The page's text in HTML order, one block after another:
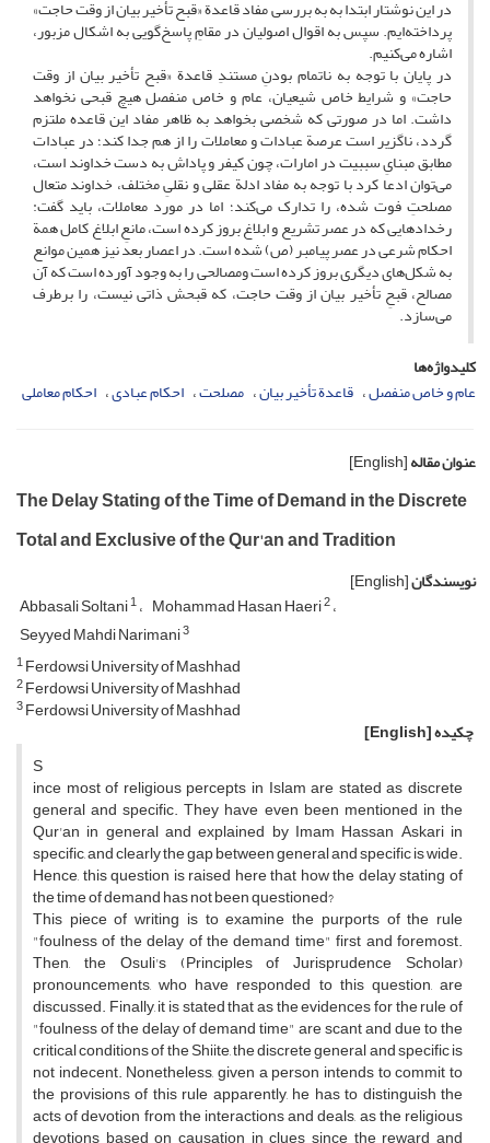
در این نوشتار ابتدا به به بررسی مفاد قاعدة «قبح تأخیر بیان از وقت حاجت»
پرداخته‌ایم. سپس به اقوال اصولیان در مقامِ پاسخ‌گویی به اشکال مزبور،
اشاره می‌کنیم.
در پایان با توجه به ناتمام بودنِ مستندِ قاعدة «قبح تأخیر بیان از وقت
حاجت» و شرایط خاص شیعیان، عام و خاص منفصل هیچ قبحی نخواهد
داشت. اما در صورتی که شخصی بخواهد به ظاهر مفاد این قاعده ملتزم
گردد، ناگزیر است عرصة عبادات و معاملات را از هم جدا کند؛ در عبادات
مطابق مبنایِ سببیت در امارات، چون کیفر و پاداش به دست خداوند است،
می‌توان ادعا کرد با توجه به مفاد ادلة عقلی و نقلیِ مختلف، خداوند متعال
مصلحتِ فوت شده، را تدارک می‌کند؛ اما در مورد معاملات، باید گفت:
رخدادهایی که در عصر تشریع و ابلاغ بروز کرده است، مانعِ ابلاغ کامل همة
احکام شرعی در عصر پیامبر (ص) شده است. در اعصار بعد نیز همین موانع
به شکل‌های دیگری بروز کرده است ومصالحی را به وجود آورده است که آن
مصالح، قبحِ تأخیر بیان از وقت حاجت، که قبحش ذاتی نیست، را برطرف
می‌سازد.
کلیدواژه‌ها
عام و خاص منفصل قاعدة تأخیر بیان مصلحت احکام عبادی احکام معاملی
عنوان مقاله[English]
The Delay Stating of the Time of Demand in the Discrete
Total and Exclusive of the Qur'an and Tradition
نویسندگان[English]
Abbasali Soltani1 Mohammad Hasan Haeri2
Seyyed Mahdi Narimani3
1Ferdowsi University of Mashhad
2Ferdowsi University of Mashhad
3Ferdowsi University of Mashhad
چکیده[English]
S
ince most of religious percepts in Islam are stated as discrete
general and specific. They have even been mentioned in the
Qur'an in general and explained by Imam Hassan Askari in
specific, and clearly the gap between general and specific is wide.
Hence, this question is raised here that how the delay stating of
the time of demand has not been questioned?
This piece of writing is to examine the purports of the rule
"foulness of the delay of the demand time" first and foremost.
Then, the Osuli's (Principles of Jurisprudence Scholar)
pronouncements, who have responded to this question, are
discussed. Finally, it is stated that as the evidences for the rule of
"foulness of the delay of demand time" are scant and due to the
critical conditions of the Shiite, the discrete general and specific is
not indecent. Nonetheless, given a person intends to commit to
the provisions of this rule apparently, he has to distinguish the
acts of devotion from the interactions and deals, as the religious